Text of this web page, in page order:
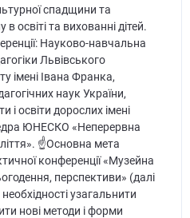
спадщини та
в освіті та вихованні дітей.
Науково-навчальна
Львiвського
iменi Iвана Франка,
наук України,
і освіти дорослих імені
ЮНЕСКО «Неперервна
☝️Основна мета
конференції «Музейна
перспективи» (далі
узагальнити
нові методи і форми